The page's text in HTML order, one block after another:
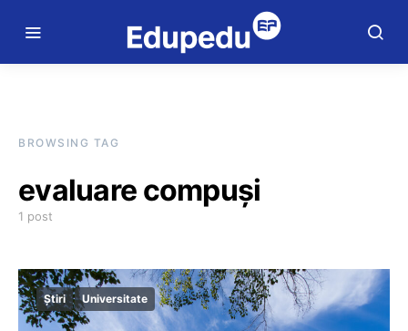
BROWSING TAG
evaluare compuși
1 post
Știri Universitate